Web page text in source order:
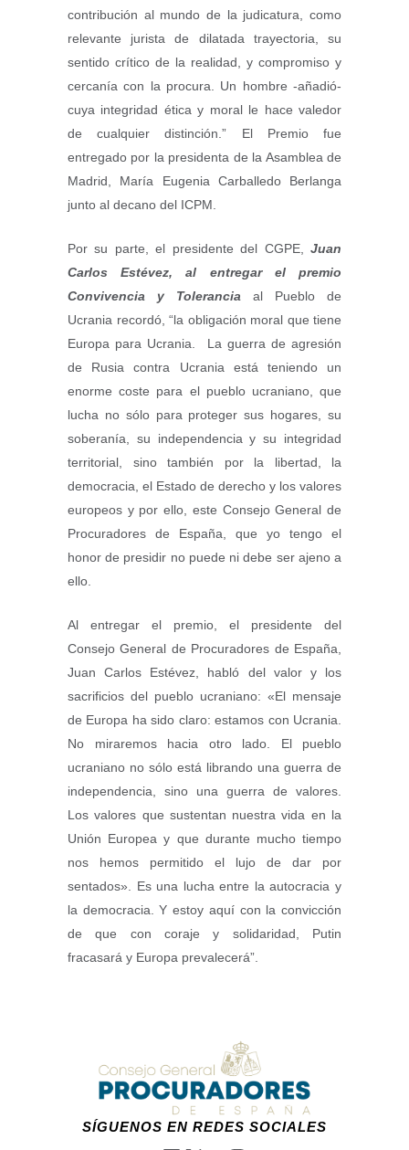
contribución al mundo de la judicatura, como
relevante jurista de dilatada trayectoria, su
sentido crítico de la realidad, y compromiso y
cercanía con la procura. Un hombre -añadió-
cuya integridad ética y moral le hace valedor
de cualquier distinción.” El Premio fue
entregado por la presidenta de la Asamblea de
Madrid, María Eugenia Carballedo Berlanga
junto al decano del ICPM.
Por su parte, el presidente del CGPE, Juan
Carlos Estévez, al entregar el premio
Convivencia y Tolerancia al Pueblo de
Ucrania recordó, “la obligación moral que tiene
Europa para Ucrania. La guerra de agresión
de Rusia contra Ucrania está teniendo un
enorme coste para el pueblo ucraniano, que
lucha no sólo para proteger sus hogares, su
soberanía, su independencia y su integridad
territorial, sino también por la libertad, la
democracia, el Estado de derecho y los valores
europeos y por ello, este Consejo General de
Procuradores de España, que yo tengo el
honor de presidir no puede ni debe ser ajeno a
ello.
Al entregar el premio, el presidente del
Consejo General de Procuradores de España,
Juan Carlos Estévez, habló del valor y los
sacrificios del pueblo ucraniano: «El mensaje
de Europa ha sido claro: estamos con Ucrania.
No miraremos hacia otro lado. El pueblo
ucraniano no sólo está librando una guerra de
independencia, sino una guerra de valores.
Los valores que sustentan nuestra vida en la
Unión Europea y que durante mucho tiempo
nos hemos permitido el lujo de dar por
sentados». Es una lucha entre la autocracia y
la democracia. Y estoy aquí con la convicción
de que con coraje y solidaridad, Putin
fracasará y Europa prevalecerá”.
SÍGUENOS EN REDES SOCIALES